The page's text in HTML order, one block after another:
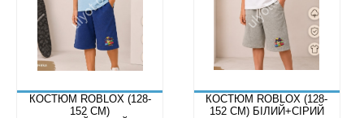
КОСТЮМ ROBLOX (128-
152 СМ)
КОСТЮМ ROBLOX (128-
152 СМ) БІЛИЙ+СІРИЙ